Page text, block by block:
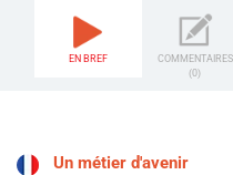
EN BREF
COMMENTAIRES
(0)
Un métier d'avenir